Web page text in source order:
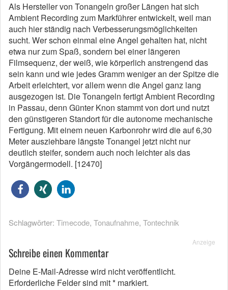
Als Hersteller von Tonangeln großer Längen hat sich
Ambient Recording zum Markführer entwickelt, weil man
auch hier ständig nach Verbesserungsmöglichkeiten
sucht. Wer schon einmal eine Angel gehalten hat, nicht
etwa nur zum Spaß, sondern bei einer längeren
Filmsequenz, der weiß, wie körperlich anstrengend das
sein kann und wie jedes Gramm weniger an der Spitze die
Arbeit erleichtert, vor allem wenn die Angel ganz lang
ausgezogen ist. Die Tonangeln fertigt Ambient Recording
in Passau, denn Günter Knon stammt von dort und nutzt
den günstigeren Standort für die autonome mechanische
Fertigung. Mit einem neuen Karbonrohr wird die auf 6,30
Meter ausziehbare längste Tonangel jetzt nicht nur
deutlich steifer, sondern auch noch leichter als das
Vorgängermodell. [12470]
Schlagwörter: Timecode, Tonaufnahme, Tontechnik
Anzeige
Schreibe einen Kommentar
Deine E-Mail-Adresse wird nicht veröffentlicht.
Erforderliche Felder sind mit* markiert.